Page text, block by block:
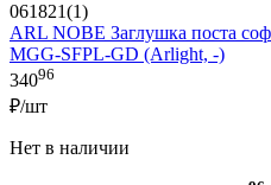
061821(1)
ARL NOBE Заглушка поста
MGG-SFPL-GD (Arlight, -)
34096
₽/шт
Нет в наличии